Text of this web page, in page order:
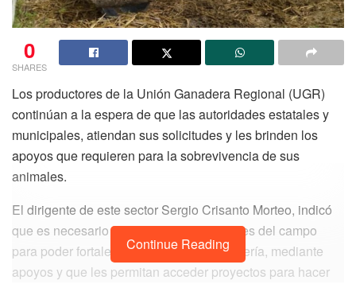
0
SHARES
Los productores de la Unión Ganadera Regional (UGR)
continúan a la espera de que las autoridades estatales y
municipales, atiendan sus solicitudes y les brinden los
apoyos que requieren para la sobrevivencia de sus
animales.
El dirigente de este sector Sergio Crisanto Morteo, indicó
que es necesario dignificar las condiciones del campo
para poder fortalecer e impulsar la ganadería, mediante
apoyos y que les permitan acceder proyectos para hacer
Continue Reading